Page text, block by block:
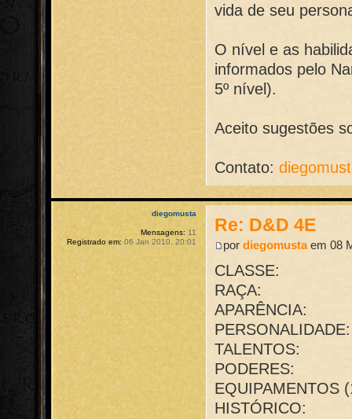
vida de seu
O nível e as
informados pelo
5º nível).
Aceito sugestões
Contato:
Re: D&D 4E
pordiegomustaem 08
CLASSE:
RAÇA:
APARÊNCIA:
PERSONALIDADE:
TALENTOS:
PODERES:
EQUIPAMENTOS
HISTÓRICO:
diegomusta
Mensagens: 11
Registrado em: 06 Jan 2010, 20:01